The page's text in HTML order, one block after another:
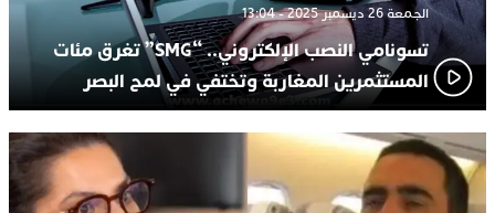
الجمعة 26 ديسمبر 2025 - 13:04
تسونامي النصب الإلكتروني.. “SMG” تغرق مئات
المستثمرين المغاربة وتختفي في لمح البصر